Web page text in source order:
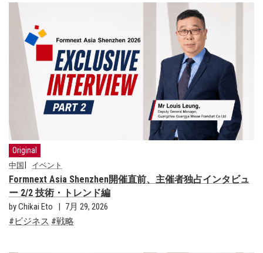
Original
中国 イベント
Formnext Asia Shenzhen開催直前、主催者独占インタビュ
ー 2/2 技術・トレンド編
by Chikai Eto
7月 29, 2026
ビジネス
戦略